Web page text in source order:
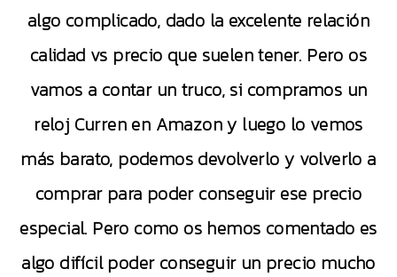
algo complicado, dado la excelente relación
calidad vs precio que suelen tener. Pero os
vamos a contar un truco, si compramos un
reloj Curren en Amazon y luego lo vemos
más barato, podemos devolverlo y volverlo a
comprar para poder conseguir ese precio
especial. Pero como os hemos comentado es
algo difícil poder conseguir un precio mucho